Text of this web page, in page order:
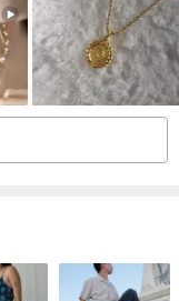
，
著鍛造、鑄造甚至現
感。